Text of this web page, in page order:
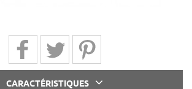
Partager sur Facebook
Partager sur Twitter
Partager sur Pinterest
CARACTÉRISTIQUES